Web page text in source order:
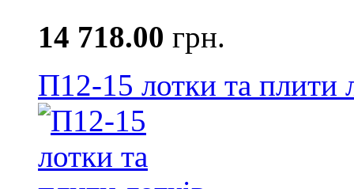
14 718.00 грн.
П12-15 лотки та плити